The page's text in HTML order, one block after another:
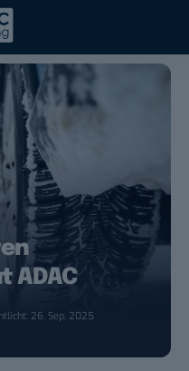
ADAC
26. Sep. 2025